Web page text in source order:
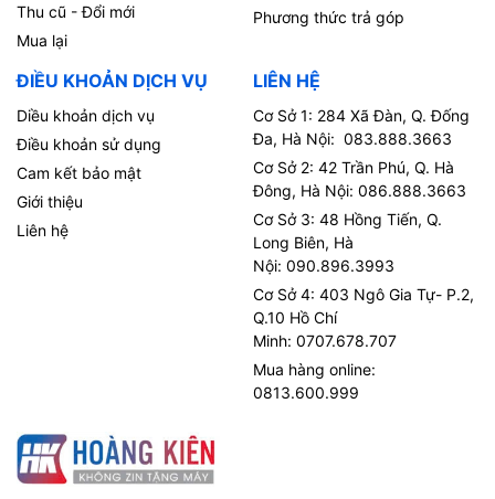
Thu cũ - Đổi mới
Mua lại
Phương thức trả góp
ĐIỀU KHOẢN DỊCH VỤ
Diều khoản dịch vụ
Điều khoản sử dụng
Cam kết bảo mật
Giới thiệu
Liên hệ
LIÊN HỆ
Cơ Sở 1: 284 Xã Đàn, Q. Đống
Đa, Hà Nội: 083.888.3663
Cơ Sở 2: 42 Trần Phú, Q. Hà
Đông, Hà Nội: 086.888.3663
Cơ Sở 3: 48 Hồng Tiến, Q.
Long Biên, Hà
Nội: 090.896.3993
Cơ Sở 4: 403 Ngô Gia Tự- P.2,
Q.10 Hồ Chí
Minh: 0707.678.707
Mua hàng online:
0813.600.999